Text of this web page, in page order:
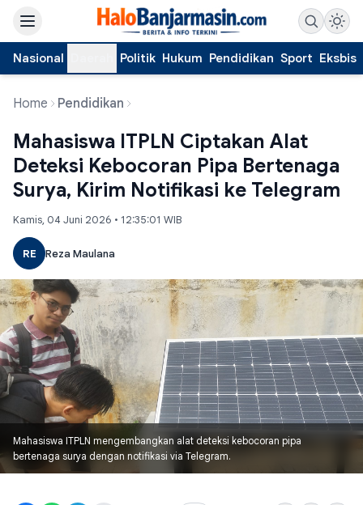
Nasional Politik Hukum Pendidikan Sport Eksbis
Home Pendidikan
Mahasiswa ITPLN Ciptakan Alat
Deteksi Kebocoran Pipa Bertenaga
Surya, Kirim Notifikasi ke Telegram
Kamis, 04 Juni 2026 • 12:35:01 WIB
RE Reza Maulana
Mahasiswa ITPLN mengembangkan alat deteksi kebocoran pipa
bertenaga surya dengan notifikasi via Telegram.